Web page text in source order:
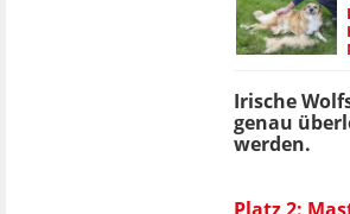
Irische
genau
werden.